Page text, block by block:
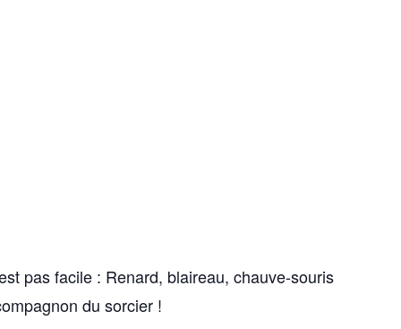
pas facile : Renard, blaireau, chauve-souris
du sorcier !